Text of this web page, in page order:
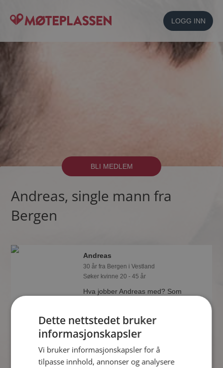
LOGG INN
BLI MEDLEM
Andreas, single mann fra
Bergen
Andreas
30 år fra Bergen i Vestland
Søker kvinne 20 - 45 år
Hva jobber Andreas med? Som
Dette nettstedet bruker
informasjonskapsler
Vi bruker informasjonskapsler for å
tilpasse innhold, annonser og analysere